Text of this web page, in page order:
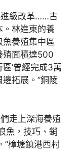
進級改革……古
。林進東的養
養殖集中區
殖面積達500
’曾經完成3萬
拓展。”銅陵
走上深海養殖
魚，技巧、銷
”樟塘鎮港西村